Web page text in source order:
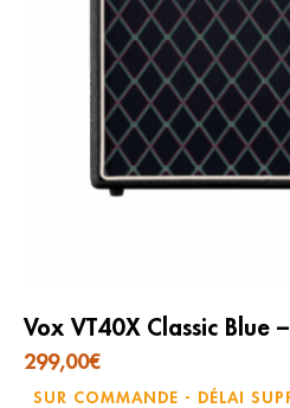
Vox VT40X Classic Blue
299,00€
SUR COMMANDE - DÉLAI